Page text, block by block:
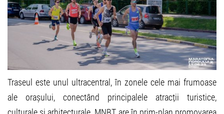
Traseul este unul ultracentral, în zonele cele mai frumoase
ale orașului, conectând principalele atracții turistice,